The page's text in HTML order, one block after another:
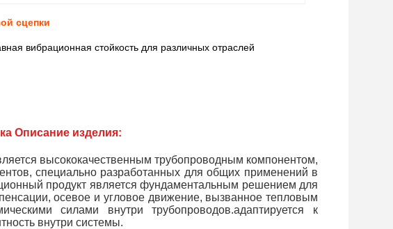
сцепки
вибрационная стойкость для различных отраслей
Описание изделия:
высококачественным трубопроводным компонентом,
специально разработанных для общих применений в
продукт является фундаментальным решением для
осевое и угловое движение, вызванное тепловым
силами внутри трубопроводов.адаптируется к
внутри системы.